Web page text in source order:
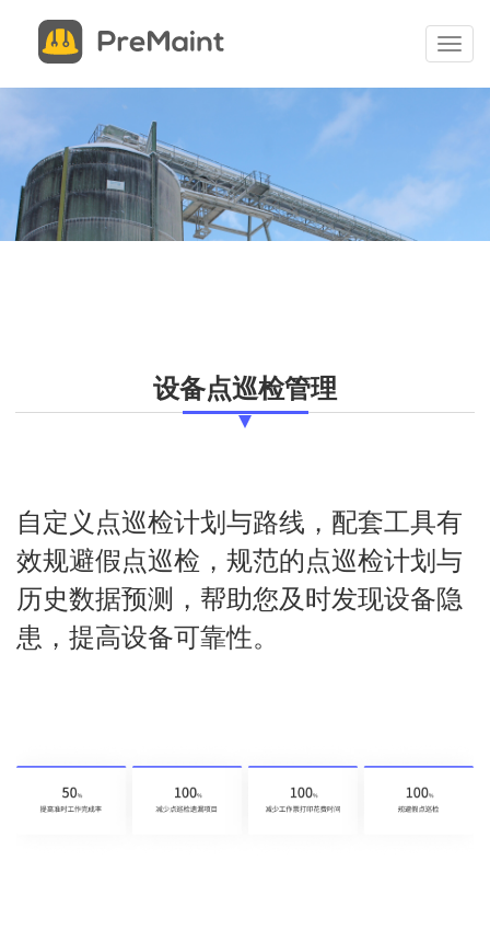
切
换
菜
设备点巡检管理
自定义点巡检计划与路线，配套工具有
效规避假点巡检，规范的点巡检计划与
历史数据预测，帮助您及时发现设备隐
患，提高设备可靠性。
申
请
试
用
关
闭
申请试用 现场体验PreMaint，开始您的设备管理成功之路。我
您提供系统演示、服务概述并回答您的所有问题。 填写表格，
安排您的现场演示。
*公司名称
* 行业